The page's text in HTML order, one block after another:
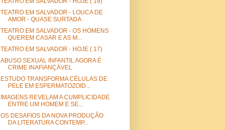
TEATRO EM SALVADOR - LOUCA DE
AMOR - QUASE SURTADA
TEATRO EM SALVADOR - OS HOMENS
QUEREM CASAR E AS M...
TEATRO EM SALVADOR - HOJE ( 17)
ABUSO SEXUAL INFANTIL AGORA É
CRIME INAFIANÇÁVEL
ESTUDO TRANSFORMA CÉLULAS DE
PELE EM ESPERMATOZOID...
IMAGENS REVELAM A CUMPLICIDADE
ENTRE UM HOMEM E SE...
OS DESAFIOS DA NOVA PRODUÇÃO
DA LITERATURA CONTEMP...